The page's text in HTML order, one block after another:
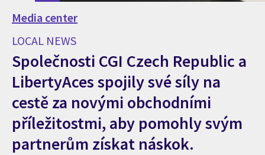
Media center
LOCAL NEWS
Společnosti CGI Czech Republic a
LibertyAces spojily své síly na
cestě za novými obchodními
příležitostmi, aby pomohly svým
partnerům získat náskok.